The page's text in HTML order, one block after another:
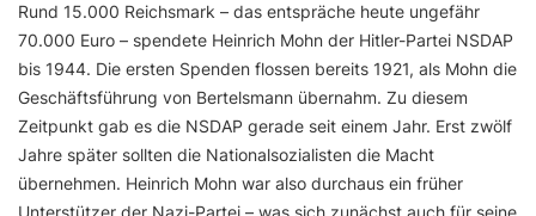
Rund 15.000 Reichsmark – das entspräche heute ungefähr
70.000 Euro – spendete Heinrich Mohn der Hitler-Partei NSDAP
bis 1944. Die ersten Spenden flossen bereits 1921, als Mohn die
Geschäftsführung von Bertelsmann übernahm. Zu diesem
Zeitpunkt gab es die NSDAP gerade seit einem Jahr. Erst zwölf
Jahre später sollten die Nationalsozialisten die Macht
übernehmen. Heinrich Mohn war also durchaus ein früher